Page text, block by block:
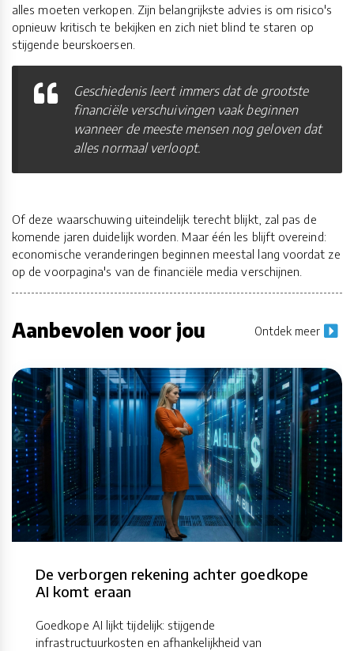
alles moeten verkopen. Zijn belangrijkste advies is om risico's
opnieuw kritisch te bekijken en zich niet blind te staren op
stijgende beurskoersen.
Geschiedenis leert immers dat de grootste
financiële verschuivingen vaak beginnen
wanneer de meeste mensen nog geloven dat
alles normaal verloopt.
Of deze waarschuwing uiteindelijk terecht blijkt, zal pas de
komende jaren duidelijk worden. Maar één les blijft overeind:
economische veranderingen beginnen meestal lang voordat ze
op de voorpagina's van de financiële media verschijnen.
Aanbevolen voor jou Ontdek meer
De verborgen rekening achter goedkope
AI komt eraan
Goedkope AI lijkt tijdelijk: stijgende
infrastructuurkosten en afhankelijkheid van